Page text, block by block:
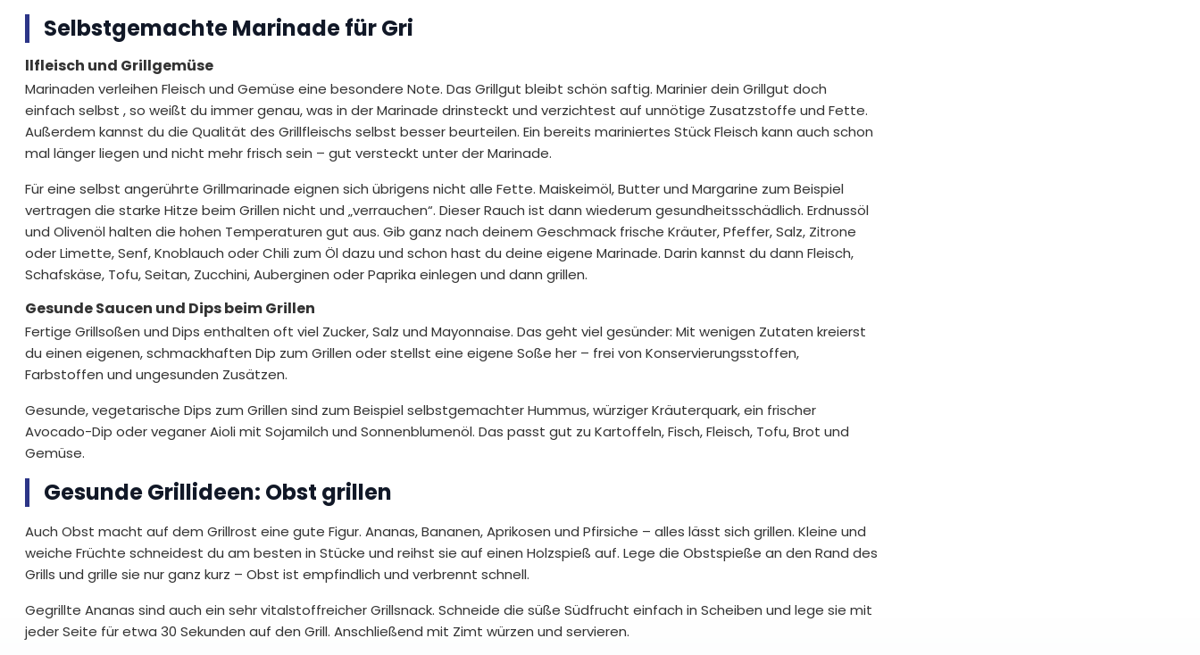
Selbstgemachte Marinade für Gri
llfleisch und Grillgemüse
Marinaden verleihen Fleisch und Gemüse eine besondere Note. Das Grillgut bleibt schön saftig. Marinier dein Grillgut doch
einfach selbst , so weißt du immer genau, was in der Marinade drinsteckt und verzichtest auf unnötige Zusatzstoffe und Fette.
Außerdem kannst du die Qualität des Grillfleischs selbst besser beurteilen. Ein bereits mariniertes Stück Fleisch kann auch schon
mal länger liegen und nicht mehr frisch sein – gut versteckt unter der Marinade.
Für eine selbst angerührte Grillmarinade eignen sich übrigens nicht alle Fette. Maiskeimöl, Butter und Margarine zum Beispiel
vertragen die starke Hitze beim Grillen nicht und „verrauchen“. Dieser Rauch ist dann wiederum gesundheitsschädlich. Erdnussöl
und Olivenöl halten die hohen Temperaturen gut aus. Gib ganz nach deinem Geschmack frische Kräuter, Pfeffer, Salz, Zitrone
oder Limette, Senf, Knoblauch oder Chili zum Öl dazu und schon hast du deine eigene Marinade. Darin kannst du dann Fleisch,
Schafskäse, Tofu, Seitan, Zucchini, Auberginen oder Paprika einlegen und dann grillen.
Gesunde Saucen und Dips beim Grillen
Fertige Grillsoßen und Dips enthalten oft viel Zucker, Salz und Mayonnaise. Das geht viel gesünder: Mit wenigen Zutaten kreierst
du einen eigenen, schmackhaften Dip zum Grillen oder stellst eine eigene Soße her – frei von Konservierungsstoffen,
Farbstoffen und ungesunden Zusätzen.
Gesunde, vegetarische Dips zum Grillen sind zum Beispiel selbstgemachter Hummus, würziger Kräuterquark, ein frischer
Avocado-Dip oder veganer Aioli mit Sojamilch und Sonnenblumenöl. Das passt gut zu Kartoffeln, Fisch, Fleisch, Tofu, Brot und
Gemüse.
Gesunde Grillideen: Obst grillen
Auch Obst macht auf dem Grillrost eine gute Figur. Ananas, Bananen, Aprikosen und Pfirsiche – alles lässt sich grillen. Kleine und
weiche Früchte schneidest du am besten in Stücke und reihst sie auf einen Holzspieß auf. Lege die Obstspieße an den Rand des
Grills und grille sie nur ganz kurz – Obst ist empfindlich und verbrennt schnell.
Gegrillte Ananas sind auch ein sehr vitalstoffreicher Grillsnack. Schneide die süße Südfrucht einfach in Scheiben und lege sie mit
jeder Seite für etwa 30 Sekunden auf den Grill. Anschließend mit Zimt würzen und servieren.